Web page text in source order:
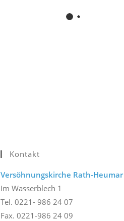
Kontakt
Versöhnungskirche Rath-Heumar
Im Wasserblech 1
Tel. 0221- 986 24 07
Fax. 0221-986 24 09